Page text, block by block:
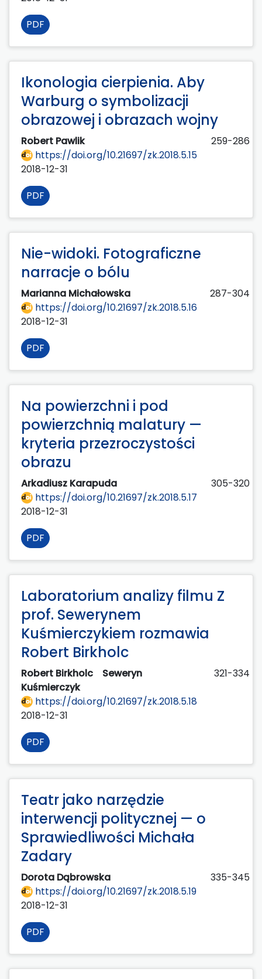
PDF
Ikonologia cierpienia. Aby
Warburg o symbolizacji
obrazowej i obrazach wojny
Robert Pawlik
259-286
https://doi.org/10.21697/zk.2018.5.15
2018-12-31
PDF
Nie-widoki. Fotograficzne
narracje o bólu
Marianna Michałowska
287-304
https://doi.org/10.21697/zk.2018.5.16
2018-12-31
PDF
Na powierzchni i pod
powierzchnią malatury —
kryteria przezroczystości
obrazu
Arkadiusz Karapuda
305-320
https://doi.org/10.21697/zk.2018.5.17
2018-12-31
PDF
Laboratorium analizy filmu Z
prof. Sewerynem
Kuśmierczykiem rozmawia
Robert Birkholc
Robert Birkholc
Seweryn
Kuśmierczyk
321-334
https://doi.org/10.21697/zk.2018.5.18
2018-12-31
PDF
Teatr jako narzędzie
interwencji politycznej — o
Sprawiedliwości Michała
Zadary
Dorota Dąbrowska
335-345
https://doi.org/10.21697/zk.2018.5.19
2018-12-31
PDF